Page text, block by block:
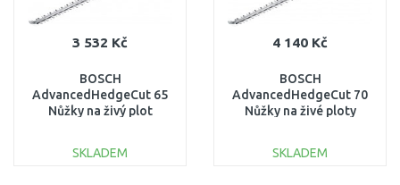
3 532 Kč
BOSCH
AdvancedHedgeCut 65
Nůžky na živý plot
SKLADEM
4 140 Kč
BOSCH
AdvancedHedgeCut 70
Nůžky na živé ploty
SKLADEM